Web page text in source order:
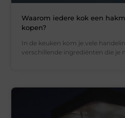
Waarom iedere kok een
kopen?
In de keuken kom je vele
verschillende ingrediënten die je